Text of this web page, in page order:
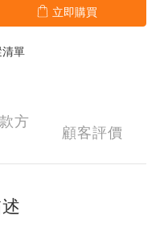
立即購買
單
方
顧客評價